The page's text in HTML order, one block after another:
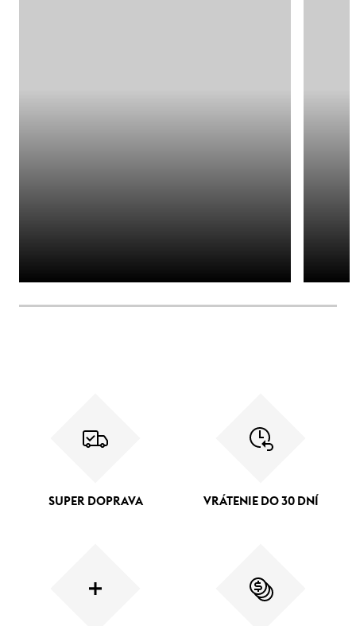
SUPER DOPRAVA VRÁTENIE DO 30 DNÍ